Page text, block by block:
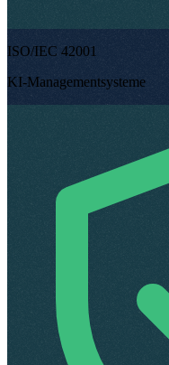
ISO/IEC 42001
KI-Managementsysteme